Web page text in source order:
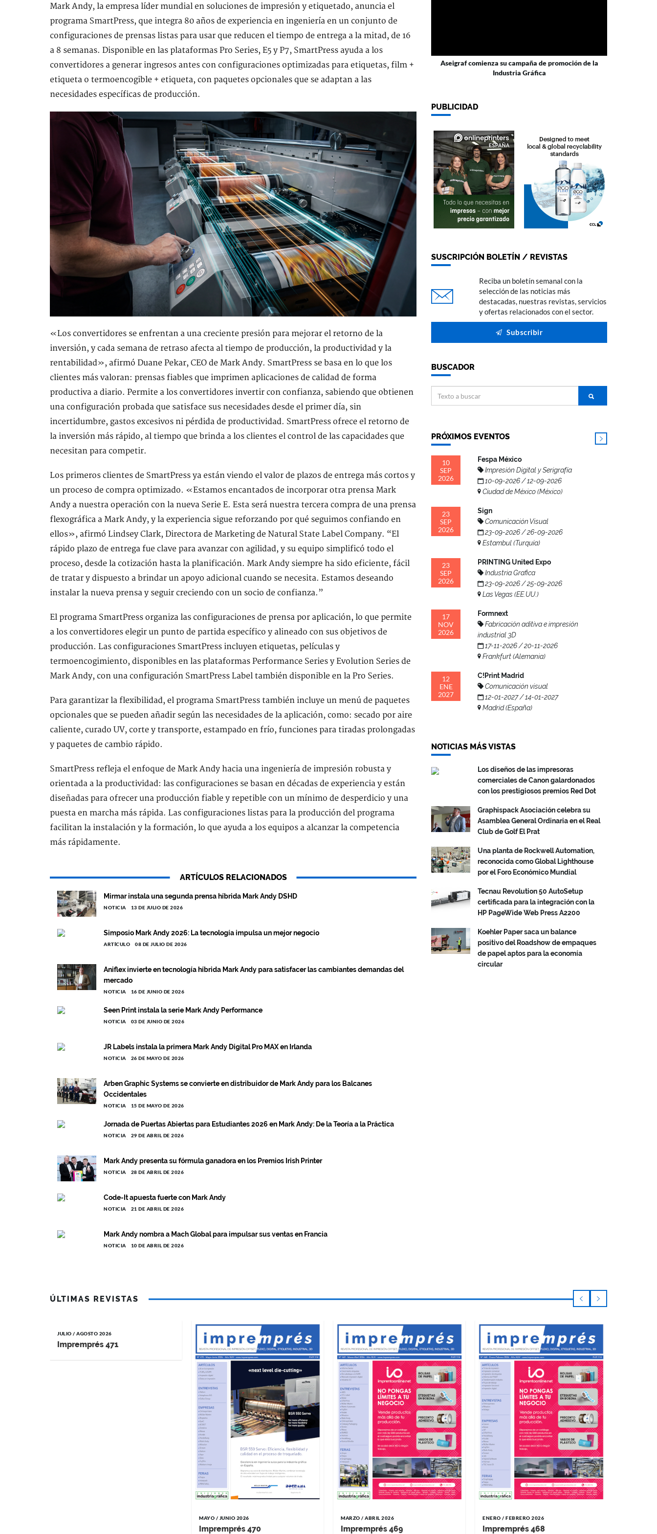
Mark Andy, la empresa líder mundial en soluciones de impresión y etiquetado, anuncia el
programa SmartPress, que integra 80 años de experiencia en ingeniería en un conjunto de
configuraciones de prensas listas para usar que reducen el tiempo de entrega a la mitad, de 16
a 8 semanas. Disponible en las plataformas Pro Series, E5 y P7, SmartPress ayuda a los
convertidores a generar ingresos antes con configuraciones optimizadas para etiquetas, film +
etiqueta o termoencogible + etiqueta, con paquetes opcionales que se adaptan a las
necesidades específicas de producción.
«Los convertidores se enfrentan a una creciente presión para mejorar el retorno de la
inversión, y cada semana de retraso afecta al tiempo de producción, la productividad y la
rentabilidad», afirmó Duane Pekar, CEO de Mark Andy. SmartPress se basa en lo que los
clientes más valoran: prensas fiables que imprimen aplicaciones de calidad de forma
productiva a diario. Permite a los convertidores invertir con confianza, sabiendo que obtienen
una configuración probada que satisface sus necesidades desde el primer día, sin
incertidumbre, gastos excesivos ni pérdida de productividad. SmartPress ofrece el retorno de
la inversión más rápido, al tiempo que brinda a los clientes el control de las capacidades que
necesitan para competir.
Los primeros clientes de SmartPress ya están viendo el valor de plazos de entrega más cortos y
un proceso de compra optimizado. «Estamos encantados de incorporar otra prensa Mark
Andy a nuestra operación con la nueva Serie E. Esta será nuestra tercera compra de una prensa
flexográfica a Mark Andy, y la experiencia sigue reforzando por qué seguimos confiando en
ellos», afirmó Lindsey Clark, Directora de Marketing de Natural State Label Company. “El
rápido plazo de entrega fue clave para avanzar con agilidad, y su equipo simplificó todo el
proceso, desde la cotización hasta la planificación. Mark Andy siempre ha sido eficiente, fácil
de tratar y dispuesto a brindar un apoyo adicional cuando se necesita. Estamos deseando
instalar la nueva prensa y seguir creciendo con un socio de confianza.”
El programa SmartPress organiza las configuraciones de prensa por aplicación, lo que permite
a los convertidores elegir un punto de partida específico y alineado con sus objetivos de
producción. Las configuraciones SmartPress incluyen etiquetas, películas y
termoencogimiento, disponibles en las plataformas Performance Series y Evolution Series de
Mark Andy, con una configuración SmartPress Label también disponible en la Pro Series.
Para garantizar la flexibilidad, el programa SmartPress también incluye un menú de paquetes
opcionales que se pueden añadir según las necesidades de la aplicación, como: secado por aire
caliente, curado UV, corte y transporte, estampado en frío, funciones para tiradas prolongadas
y paquetes de cambio rápido.
SmartPress refleja el enfoque de Mark Andy hacia una ingeniería de impresión robusta y
orientada a la productividad: las configuraciones se basan en décadas de experiencia y están
diseñadas para ofrecer una producción fiable y repetible con un mínimo de desperdicio y una
puesta en marcha más rápida. Las configuraciones listas para la producción del programa
facilitan la instalación y la formación, lo que ayuda a los equipos a alcanzar la competencia
más rápidamente.
ARTÍCULOS RELACIONADOS
Mirmar instala una segunda prensa híbrida Mark Andy DSHD
NOTICIA 13 DE JULIO DE 2026
Simposio Mark Andy 2026: La tecnología impulsa un mejor negocio
ARTÍCULO 08 DE JULIO DE 2026
Aniflex invierte en tecnología híbrida Mark Andy para satisfacer las cambiantes demandas del
mercado
NOTICIA 16 DE JUNIO DE 2026
Seen Print instala la serie Mark Andy Performance
NOTICIA 03 DE JUNIO DE 2026
JR Labels instala la primera Mark Andy Digital Pro MAX en Irlanda
NOTICIA 26 DE MAYO DE 2026
Arben Graphic Systems se convierte en distribuidor de Mark Andy para los Balcanes
Occidentales
NOTICIA 15 DE MAYO DE 2026
Jornada de Puertas Abiertas para Estudiantes 2026 en Mark Andy: De la Teoría a la Práctica
NOTICIA 29 DE ABRIL DE 2026
Mark Andy presenta su fórmula ganadora en los Premios Irish Printer
NOTICIA 28 DE ABRIL DE 2026
Code-It apuesta fuerte con Mark Andy
NOTICIA 21 DE ABRIL DE 2026
Mark Andy nombra a Mach Global para impulsar sus ventas en Francia
NOTICIA 10 DE ABRIL DE 2026
Aseigraf comienza su campaña de promoción de la
Industria Gráfica
PUBLICIDAD
SUSCRIPCIÓN BOLETÍN / REVISTAS
Reciba un boletín semanal con la
selección de las noticias más
destacadas, nuestras revistas, servicios
y ofertas relacionados con el sector.
Subscribir
BUSCADOR
PRÓXIMOS EVENTOS
10
SEP
2026
Fespa México
Impresión Digital y Serigrafía
10-09-2026 / 12-09-2026
Ciudad de México (México)
23
SEP
2026
Sign
Comunicación Visual
23-09-2026 / 26-09-2026
Estambul (Turquía)
23
SEP
2026
PRINTING United Expo
Industria Grafica
23-09-2026 / 25-09-2026
Las Vegas (EE.UU.)
17
NOV
2026
Formnext
Fabricación aditiva e impresión
industrial 3D
17-11-2026 / 20-11-2026
Frankfurt (Alemania)
12
ENE
2027
C!Print Madrid
Comunicación visual
12-01-2027 / 14-01-2027
Madrid (España)
NOTICIAS MÁS VISTAS
Los diseños de las impresoras
comerciales de Canon galardonados
con los prestigiosos premios Red Dot
Graphispack Asociación celebra su
Asamblea General Ordinaria en el Real
Club de Golf El Prat
Una planta de Rockwell Automation,
reconocida como Global Lighthouse
por el Foro Económico Mundial
Tecnau Revolution 50 AutoSetup
certificada para la integración con la
HP PageWide Web Press A2200
Koehler Paper saca un balance
positivo del Roadshow de empaques
de papel aptos para la economía
circular
ÚLTIMAS REVISTAS
JULIO / AGOSTO 2026
Impremprés 471
MAYO / JUNIO 2026
Impremprés 470
MARZO / ABRIL 2026
Impremprés 469
ENERO / FEBRERO 2026
Impremprés 468